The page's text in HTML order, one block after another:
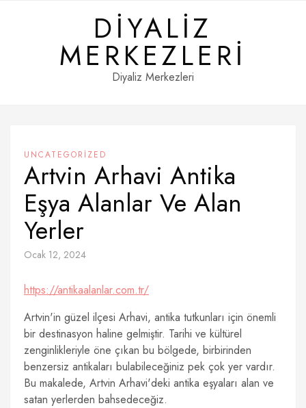
DIYALIZ
MERKEZLERI
Diyaliz Merkezleri
UNCATEGORIZED
Artvin Arhavi Antika
Eşya Alanlar Ve Alan
Yerler
Ocak 12, 2024
https://antikaalanlar.com.tr/
Artvin'in güzel ilçesi Arhavi, antika tutkunları için önemli
bir destinasyon haline gelmiştir. Tarihi ve kültürel
zenginlikleriyle öne çıkan bu bölgede, birbirinden
benzersiz antikaları bulabileceğiniz pek çok yer vardır.
Bu makalede, Artvin Arhavi'deki antika eşyaları alan ve
satan yerlerden bahsedeceğiz.